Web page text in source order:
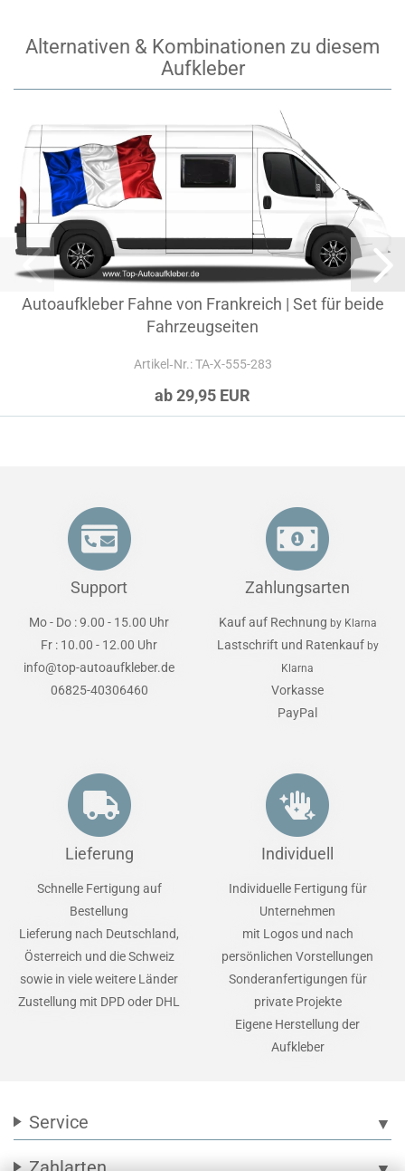
Alternativen & Kombinationen zu diesem
Aufkleber
Autoaufkleber Fahne von Frankreich | Set für beide
Fahrzeugseiten
Artikel‑Nr.: TA-X-555-283
ab 29,95 EUR
Support
Mo - Do : 9.00 - 15.00 Uhr
Fr : 10.00 - 12.00 Uhr
info@top-autoaufkleber.de
06825-40306460
Zahlungsarten
Kauf auf Rechnung by Klarna
Lastschrift und Ratenkauf by
Klarna
Vorkasse
PayPal
Lieferung
Schnelle Fertigung auf
Bestellung
Lieferung nach Deutschland,
Österreich und die Schweiz
sowie in viele weitere Länder
Zustellung mit DPD oder DHL
Individuell
Individuelle Fertigung für
Unternehmen
mit Logos und nach
persönlichen Vorstellungen
Sonderanfertigungen für
private Projekte
Eigene Herstellung der
Aufkleber
Service ▼